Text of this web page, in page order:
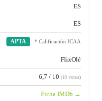
ES
ES
APTA * Calificación ICAA
FlixOlé
6,7 / 10 (10 votos)
Ficha IMDb →